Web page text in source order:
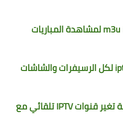
افضل ملف قنوات m3u iptv لمشاهدة المباريات
اضخم مكتبة ملفات iptv لكل الرسيفرات والشاشات
بكل سهولة حل مشكلة تغير قنوات IPTV تلقائي مع